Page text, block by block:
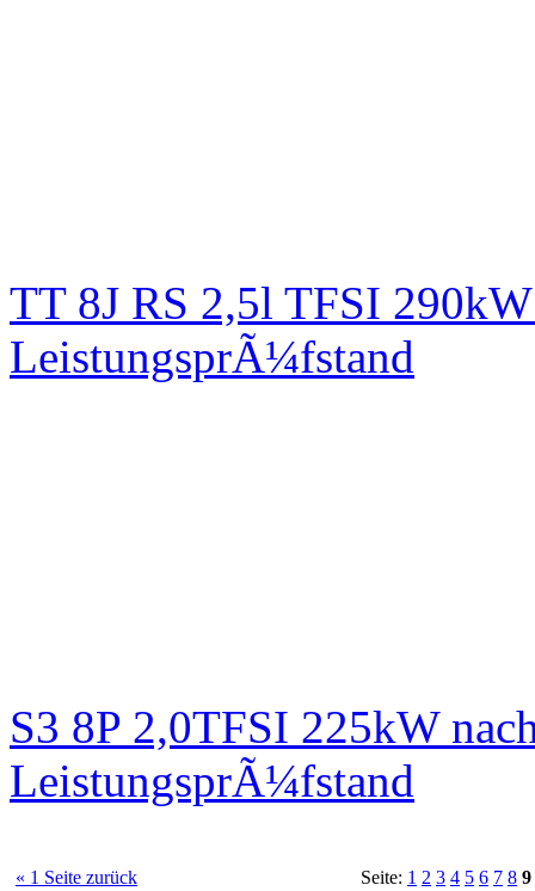
TT 8J RS 2,5l TFSI
LeistungsprÃ¼fstand
S3 8P 2,0TFSI 225kW
LeistungsprÃ¼fstand
« 1 Seite zurück Seite: 1 2 3 4 5 6 7 8 9